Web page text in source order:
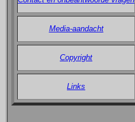
Media-aandacht
Copyright
Links